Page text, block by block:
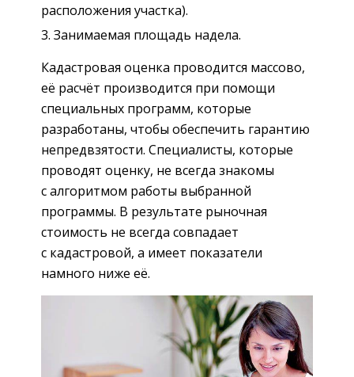
расположения участка).
Занимаемая площадь надела.
Кадастровая оценка проводится массово,
её расчёт производится при помощи
специальных программ, которые
разработаны, чтобы обеспечить гарантию
непредвзятости. Специалисты, которые
проводят оценку, не всегда знакомы
с алгоритмом работы выбранной
программы. В результате рыночная
стоимость не всегда совпадает
с кадастровой, а имеет показатели
намного ниже её.